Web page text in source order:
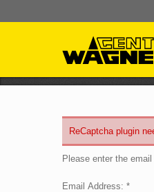
ReCaptcha plugin
Please enter the
Email Address: *